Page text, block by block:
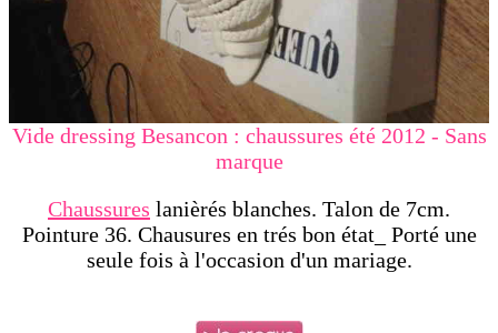
Vide dressing Besancon : chaussures été 2012 - Sans
marque
Chaussures lanièrés blanches. Talon de 7cm.
Pointure 36. Chausures en trés bon état_ Porté une
seule fois à l'occasion d'un mariage.